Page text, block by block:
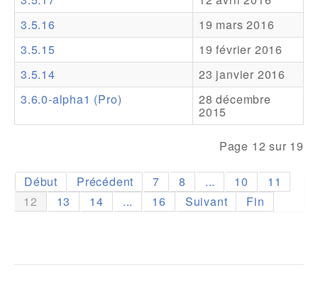
Forum
3.5.16
19 mars 2016
3.5.15
19 février 2016
3.5.14
23 janvier 2016
3.6.0-alpha1 (Pro)
28 décembre
2015
Page 12 sur 19
Début Précédent 7 8 ... 10
11
12
13 14 ... 16 Suivant Fin